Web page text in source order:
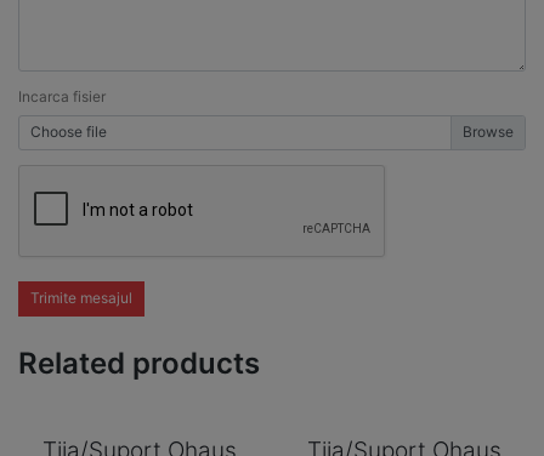
Incarca fisier
Choose file
Trimite mesajul
Related products